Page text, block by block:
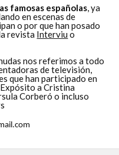
famosas españolas, ya
en escenas de
o por que han posado
revista Interviu o
nos referimos a todo
de televisión,
que han participado en
a Cristina
Corberó o incluso